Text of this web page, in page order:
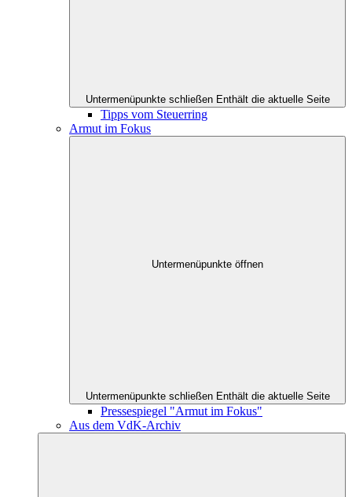
Untermenüpunkte schließen Enthält die aktuelle Seite
Tipps vom Steuerring
Armut im Fokus
Untermenüpunkte öffnen
Untermenüpunkte schließen Enthält die aktuelle Seite
Pressespiegel "Armut im Fokus"
Aus dem VdK-Archiv